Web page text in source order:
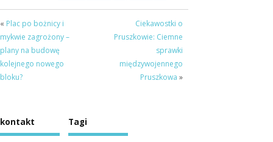
« Plac po bożnicy i
mykwie zagrożony –
plany na budowę
kolejnego nowego
bloku?
Ciekawostki o
Pruszkowie: Ciemne
sprawki
międzywojennego
Pruszkowa »
kontakt Tagi